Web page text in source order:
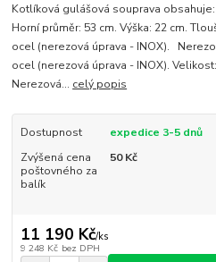
Kotlíková gulášová souprava
Horní průměr: 53 cm. Výška: 22 cm.
ocel (nerezová úprava - INOX).
ocel (nerezová úprava - INOX).
Nerezová... celý popis
Dostupnost
expedice 3-5 dnů
Zvýšená cena
poštovného za
balík
50 Kč
11 190 Kč/ks
9 248 Kč bez DPH